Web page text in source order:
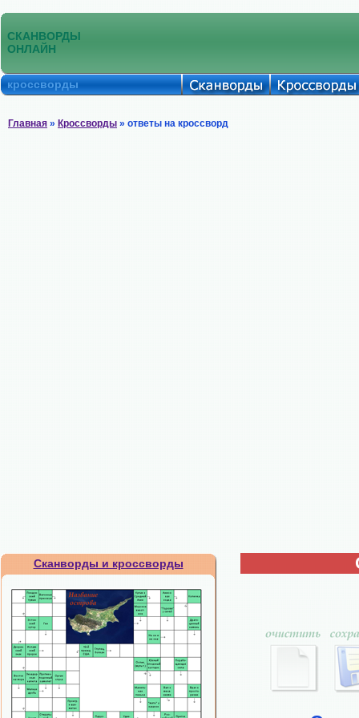
СКАНВОРДЫ
ОНЛАЙН
кроссворды
Главная » Кроссворды » ответы на кроссворд
Сканворды и кроссворды